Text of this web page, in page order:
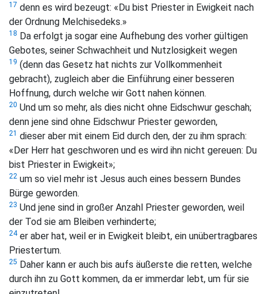
17 denn es wird bezeugt: «Du bist Priester in Ewigkeit nach
der Ordnung Melchisedeks.»
18 Da erfolgt ja sogar eine Aufhebung des vorher gültigen
Gebotes, seiner Schwachheit und Nutzlosigkeit wegen
19 (denn das Gesetz hat nichts zur Vollkommenheit
gebracht), zugleich aber die Einführung einer besseren
Hoffnung, durch welche wir Gott nahen können.
20 Und um so mehr, als dies nicht ohne Eidschwur geschah;
denn jene sind ohne Eidschwur Priester geworden,
21 dieser aber mit einem Eid durch den, der zu ihm sprach:
«Der Herr hat geschworen und es wird ihn nicht gereuen: Du
bist Priester in Ewigkeit»;
22 um so viel mehr ist Jesus auch eines bessern Bundes
Bürge geworden.
23 Und jene sind in großer Anzahl Priester geworden, weil
der Tod sie am Bleiben verhinderte;
24er aber hat, weil er in Ewigkeit bleibt, ein unübertragbares
Priestertum.
25 Daher kann er auch bis aufs äußerste die retten, welche
durch ihn zu Gott kommen, da er immerdar lebt, um für sie